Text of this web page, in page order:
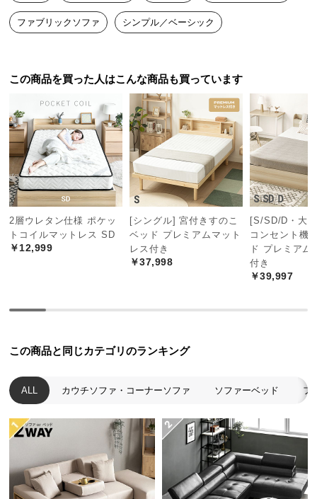
中
型
配
に
つ
い
て
小
型
商
品
い
設
サ
ー
ビ
ファブリックソファ シンプル／ベーシック
この商品を買った人はこんな商品も買っています
2層ウレタン仕様 ポケッ
トコイルマットレス SD
￥12,999
[シングル] 宮付きすのこ
ベッド プレミアムマット
レス付き
￥37,998
[S/SD/D・大
コンセント機
ド プレミアム
付き
￥39,997
この商品と同じカテゴリのランキング
ALL カウチソファ・コーナーソファ ソファーベッド フ